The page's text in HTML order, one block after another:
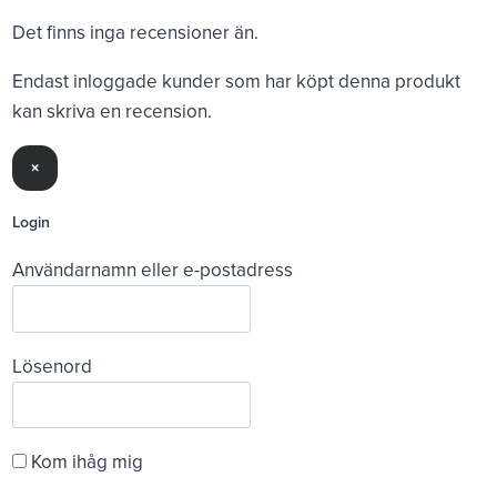
Det finns inga recensioner än.
Endast inloggade kunder som har köpt denna produkt
kan skriva en recension.
×
Login
Användarnamn eller e-postadress
Lösenord
Kom ihåg mig